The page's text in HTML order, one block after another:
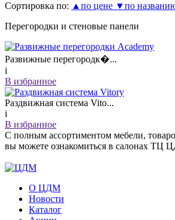
Сортировка по: ▲ по цене ▼по
Перегородки и стеновые панели
Развижные перегородк�...
i
В избранное
Раздвижная система Vito...
i
В избранное
С полным ассортиментом мебели,
вы можете ознакомиться в салонах ТЦ
О ЦДМ
Новости
Каталог